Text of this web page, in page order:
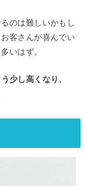
のは難しいかもし
客さんが喜んでい
いはず。
少し高くなり、